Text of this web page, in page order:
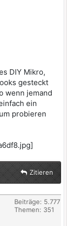
DIY Mikro,
gesteckt
wenn jemand
ein
probieren
Zitieren
Beiträge: 5.777
Themen: 351